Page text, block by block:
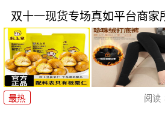
双十一现货专场真如平台商家
最热 阅读